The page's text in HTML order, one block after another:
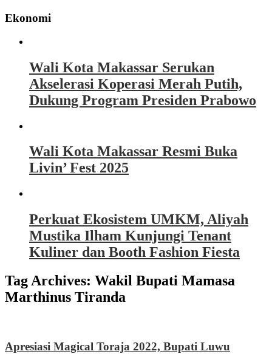
Ekonomi
Wali Kota Makassar Serukan
Akselerasi Koperasi Merah Putih,
Dukung Program Presiden Prabowo
Wali Kota Makassar Resmi Buka
Livin’ Fest 2025
Perkuat Ekosistem UMKM, Aliyah
Mustika Ilham Kunjungi Tenant
Kuliner dan Booth Fashion Fiesta
Tag Archives: Wakil Bupati Mamasa
Marthinus Tiranda
Apresiasi Magical Toraja 2022, Bupati Luwu